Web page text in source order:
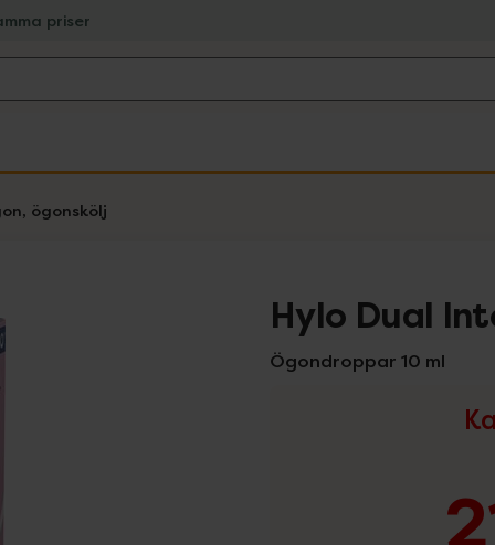
priser
ögonskölj
Hylo Dual
Ögondroppar 10 ml